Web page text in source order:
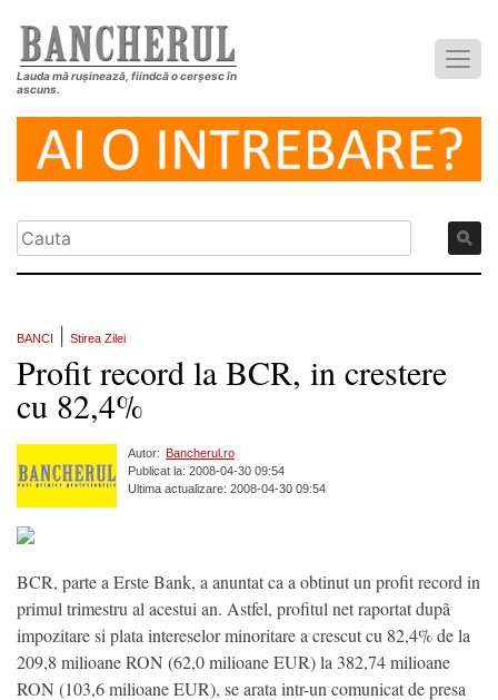
Lauda mă rușinează, fiindcă o cerșesc în
ascuns.
BANCI Stirea Zilei
Profit record la BCR, in crestere
cu 82,4%
Autor: Bancherul.ro
Publicat la: 2008-04-30 09:54
Ultima actualizare: 2008-04-30 09:54
BCR, parte a Erste Bank, a anuntat ca a obtinut un profit record in
primul trimestru al acestui an. Astfel, profitul net raportat dupã
impozitare si plata intereselor minoritare a crescut cu 82,4% de la
209,8 milioane RON (62,0 milioane EUR) la 382,74 milioane
RON (103,6 milioane EUR), se arata intr-un comunicat de presa